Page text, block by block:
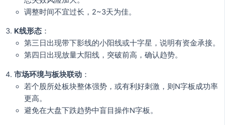
调整时间不宜过长，2~3天为佳。
K线形态 ：
第三日出现带下影线的小阳线或十字星，说明有资金承接。
第四日出现放量大阳线，突破前高，确认趋势。
市场环境与板块联动 ：
若个股所处板块整体强势，或有利好刺激，则N字板成功率
更高。
避免在大盘下跌趋势中盲目操作N字板。